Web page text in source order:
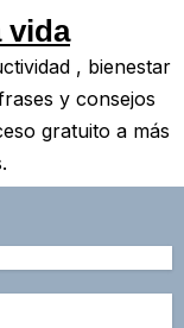
vida
, bienestar
y consejos
gratuito a más